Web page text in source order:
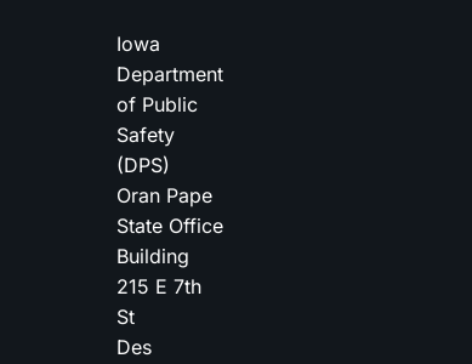
Iowa
Department
of Public
Safety
(DPS)
Oran Pape
State Office
Building
215 E 7th
St
Des